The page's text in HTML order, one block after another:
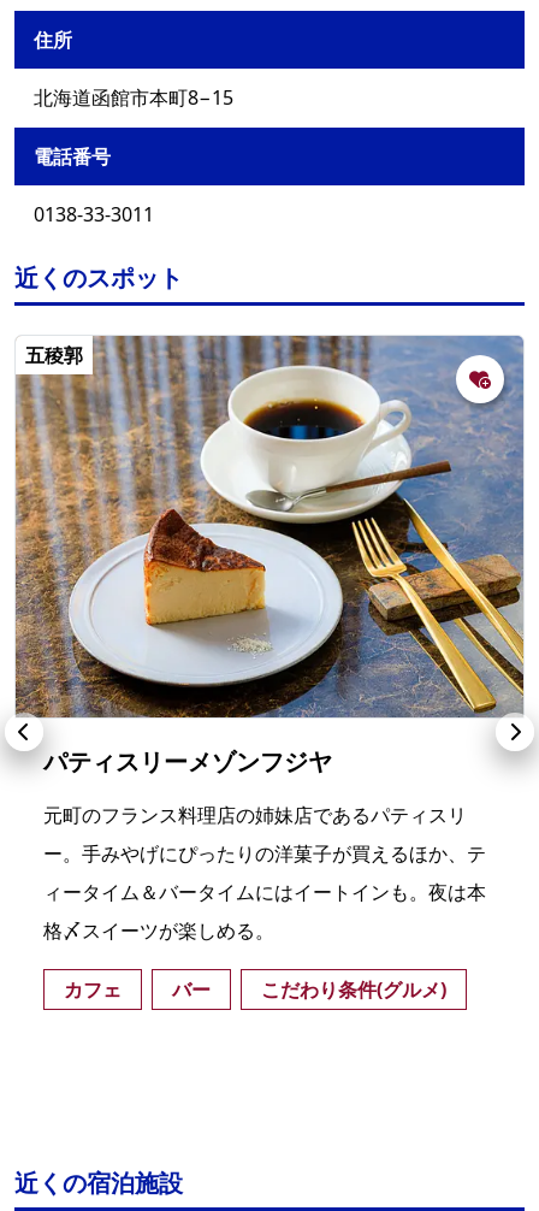
住所
北海道函館市本町8−15
電話番号
0138-33-3011
近くのスポット
五稜郭
パティスリーメゾンフジヤ
元町のフランス料理店の姉妹店であるパティスリ
ー。手みやげにぴったりの洋菓子が買えるほか、テ
ィータイム＆バータイムにはイートインも。夜は本
格〆スイーツが楽しめる。
カフェ バー こだわり条件(グルメ)
近くの宿泊施設